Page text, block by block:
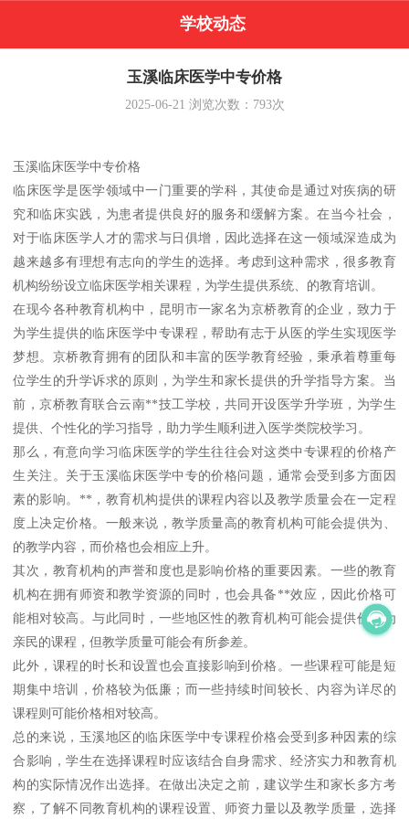
学校动态
玉溪临床医学中专价格
2025-06-21 浏览次数： 793次
玉溪临床医学中专价格
临床医学是医学领域中一门重要的学科，其使命是通过对疾病的研
究和临床实践，为患者提供良好的服务和缓解方案。在当今社会，
对于临床医学人才的需求与日俱增，因此选择在这一领域深造成为
越来越多有理想有志向的学生的选择。考虑到这种需求，很多教育
机构纷纷设立临床医学相关课程，为学生提供系统、的教育培训。
在现今各种教育机构中，昆明市一家名为京桥教育的企业，致力于
为学生提供的临床医学中专课程，帮助有志于从医的学生实现医学
梦想。京桥教育拥有的团队和丰富的医学教育经验，秉承着尊重每
位学生的升学诉求的原则，为学生和家长提供的升学指导方案。当
前，京桥教育联合云南**技工学校，共同开设医学升学班，为学生
提供、个性化的学习指导，助力学生顺利进入医学类院校学习。
那么，有意向学习临床医学的学生往往会对这类中专课程的价格产
生关注。关于玉溪临床医学中专的价格问题，通常会受到多方面因
素的影响。**，教育机构提供的课程内容以及教学质量会在一定程
度上决定价格。一般来说，教学质量高的教育机构可能会提供为、
的教学内容，而价格也会相应上升。
其次，教育机构的声誉和度也是影响价格的重要因素。一些的教育
机构在拥有师资和教学资源的同时，也会具备**效应，因此价格可
能相对较高。与此同时，一些地区性的教育机构可能会提供价格为
亲民的课程，但教学质量可能会有所参差。
此外，课程的时长和设置也会直接影响到价格。一些课程可能是短
期集中培训，价格较为低廉；而一些持续时间较长、内容为详尽的
课程则可能价格相对较高。
总的来说，玉溪地区的临床医学中专课程价格会受到多种因素的综
合影响，学生在选择课程时应该结合自身需求、经济实力和教育机
构的实际情况作出选择。在做出决定之前，建议学生和家长多方考
察，了解不同教育机构的课程设置、师资力量以及教学质量，选择